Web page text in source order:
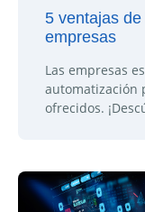
5 ventajas
empresas
Las empresas
automatización
ofrecidos.